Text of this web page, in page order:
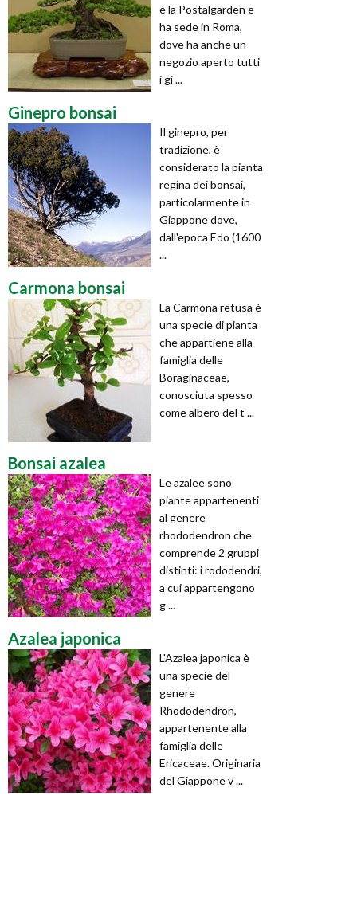
è la Postalgarden e
ha sede in Roma,
dove ha anche un
negozio aperto tutti
i gi ...
Ginepro bonsai
Il ginepro, per
tradizione, è
considerato la pianta
regina dei bonsai,
particolarmente in
Giappone dove,
dall'epoca Edo (1600
...
Carmona bonsai
La Carmona retusa è
una specie di pianta
che appartiene alla
famiglia delle
Boraginaceae,
conosciuta spesso
come albero del t ...
Bonsai azalea
Le azalee sono
piante appartenenti
al genere
rhododendron che
comprende 2 gruppi
distinti: i rododendri,
a cui appartengono
g ...
Azalea japonica
L'Azalea japonica è
una specie del
genere
Rhododendron,
appartenente alla
famiglia delle
Ericaceae. Originaria
del Giappone v ...